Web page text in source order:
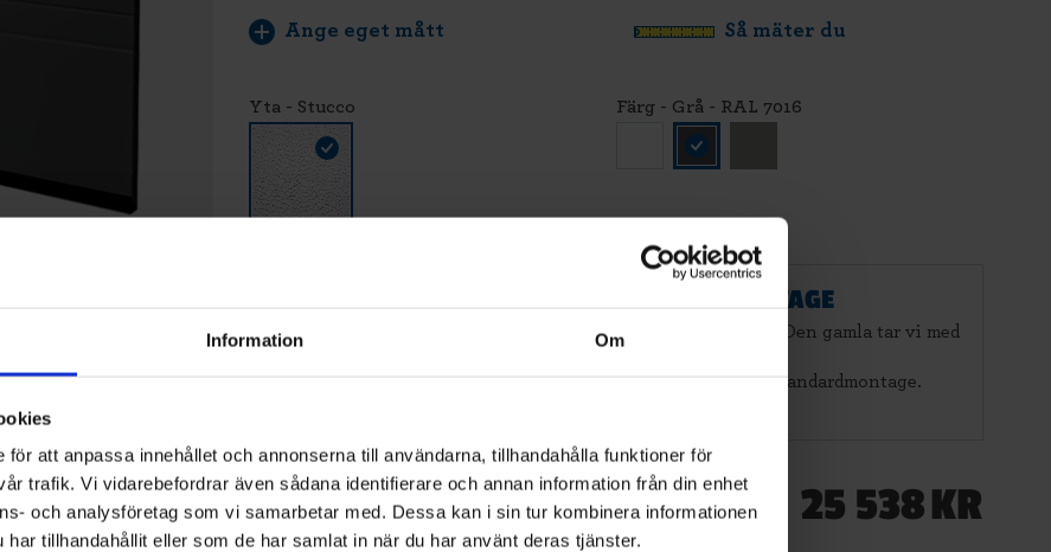
Information Om
för att anpassa innehållet och annonserna till användarna, tillhandahålla funktioner för
trafik. Vi vidarebefordrar även sådana identifierare och annan information från din enhet
och analysföretag som vi samarbetar med. Dessa kan i sin tur kombinera informationen
har tillhandahållit eller som de har samlat in när du har använt deras tjänster.
Ange eget mått Så mäter du
Yta - Stucco Färg - Grå - RAL 7016
LÄGG TILL STANDARDMONTAGE
Vi monterar och CE-märker din nya port. Den gamla tar vi med
Klickahärför att se vad som ingår i ett standardmontage.
Pris 25 538KR